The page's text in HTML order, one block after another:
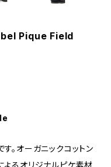
Pique Field
。オーガニックコットン
よるオリジナルピケ素材